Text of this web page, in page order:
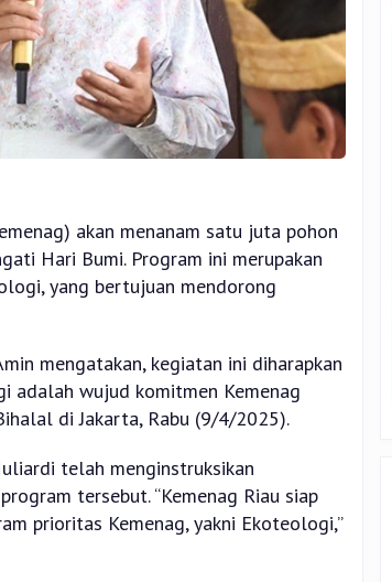
akan menanam satu juta pohon
Hari Bumi. Program ini merupakan
yang bertujuan mendorong
mengatakan, kegiatan ini diharapkan
adalah wujud komitmen Kemenag
di Jakarta, Rabu (9/4/2025).
telah menginstruksikan
tersebut. “Kemenag Riau siap
prioritas Kemenag, yakni Ekoteologi,”